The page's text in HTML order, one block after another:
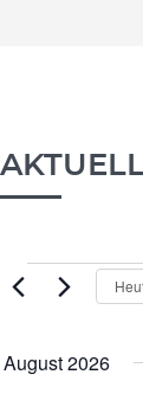
August 2026